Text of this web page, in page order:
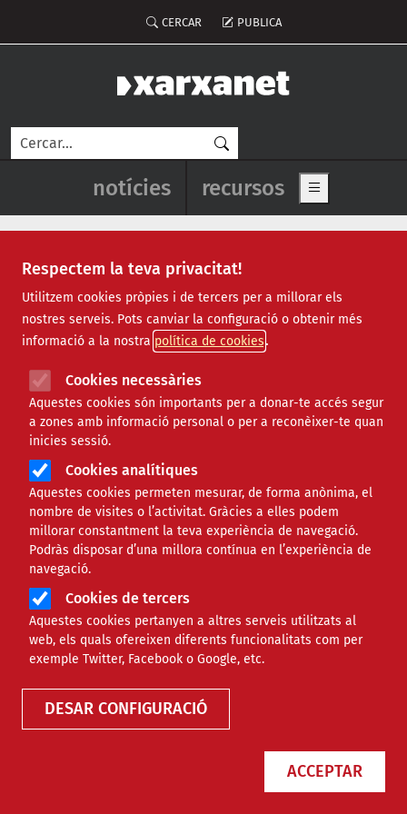
Respectem la teva privacitat!
Utilitzem cookies pròpies i de tercers per a millorar els
nostres serveis. Pots canviar la configuració o obtenir més
informació a la nostra política de cookies
Cookies necessàries
Aquestes cookies són importants per a donar-te accés segur
a zones amb informació personal o per a reconèixer-te quan
inicies sessió.
Cookies analítiques
Aquestes cookies permeten mesurar, de forma anònima, el
nombre de visites o l’activitat. Gràcies a elles podem
millorar constantment la teva experiència de navegació.
Podràs disposar d’una millora contínua en l’experiència de
navegació.
Cookies de tercers
Aquestes cookies pertanyen a altres serveis utilitzats al
web, els quals ofereixen diferents funcionalitats com per
exemple Twitter, Facebook o Google, etc.
DESAR CONFIGURACIÓ
ACCEPTAR
Menú del compte d'usuari
CERCAR PUBLICA
Cerca
Navegació principal de
notícies recursos Show main
Recursos
Tots | Econòmic | Jurídic | Projectes | Tecnològic |
Formació | Finançament | Biblioteca |
Ofertes de feina
Webinars
Finançament
Tipus